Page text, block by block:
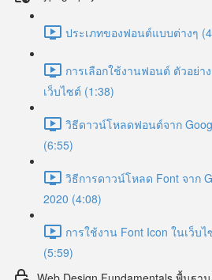
ประเภทของฟอนต์แบบต่างๆ
การเลือกใช้งานฟอนต์ ตัวอย่า
เว็บไซต์ (1:38)
วิธีดาวน์โหลดฟอนต์จาก
(6:55)
วิธีการดาวน์โหลด Font จาก
2020 (4:08)
การใช้งาน Font Icon ในเว็บ
(5:59)